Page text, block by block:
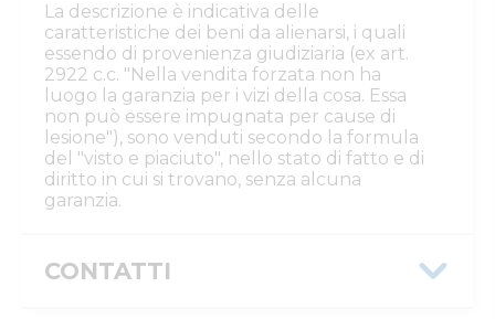
La descrizione è indicativa delle
caratteristiche dei beni da alienarsi, i quali
essendo di provenienza giudiziaria (ex art.
2922 c.c. "Nella vendita forzata non ha
luogo la garanzia per i vizi della cosa. Essa
non può essere impugnata per cause di
lesione"), sono venduti secondo la formula
del "visto e piaciuto", nello stato di fatto e di
diritto in cui si trovano, senza alcuna
garanzia.
CONTATTI